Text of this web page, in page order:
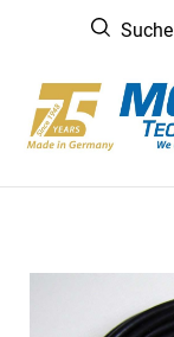
springen
Suche